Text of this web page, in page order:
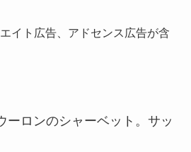
イト広告、アドセンス広告が含
ーロンのシャーベット。サッ